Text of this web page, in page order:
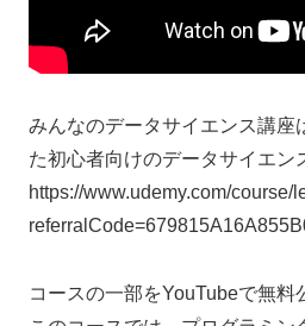
みんなのデータサイエンス講座
た初心者向けのデータサイエン
https://www.udemy.com/course/
コースの一部をYouTubeで無料